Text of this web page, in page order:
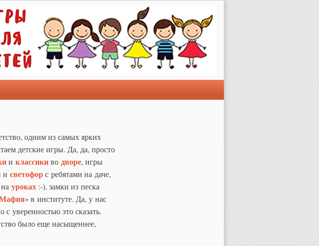
одним из самых ярких
детские игры. Да, да, просто
и классикиво дворе, игры
и светофорс ребятами на даче,
на уроках :-), замки из песка
» в институте. Да, у нас
с уверенностью это сказать.
было еще насыщеннее,